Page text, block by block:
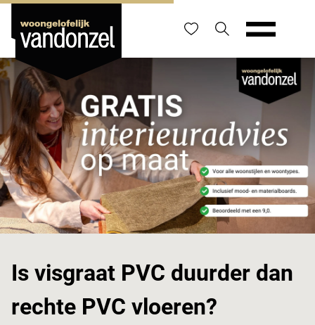
Is visgraat PVC duurder dan
rechte PVC vloeren?